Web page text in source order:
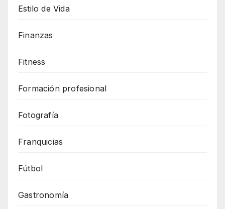
Estilo de Vida
Finanzas
Fitness
Formación profesional
Fotografía
Franquicias
Fútbol
Gastronomía